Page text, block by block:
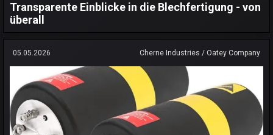
Transparente Einblicke in die Blechfertigung - von
überall
05.05.2026 Cherne Industries / Oatey Company